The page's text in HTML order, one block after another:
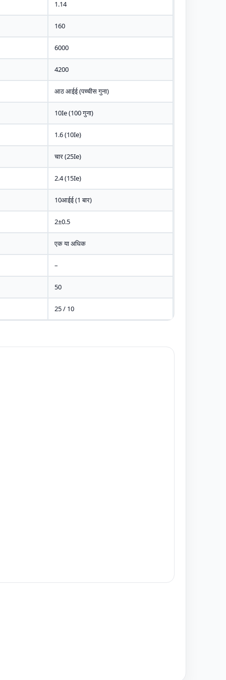
1.14
160
6000
4200
आठ आईई (पच्चीस गुना)
10Ie (100 गुना)
1.6 (10Ie)
चार (25Ie)
2.4 (15Ie)
10आईई (1 बार)
2±0.5
एक या अधिक
–
50
25 / 10